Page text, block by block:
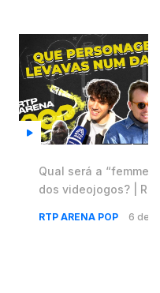
Qual será a “femme
dos videojogos? |
RTP ARENA POP 6 dez